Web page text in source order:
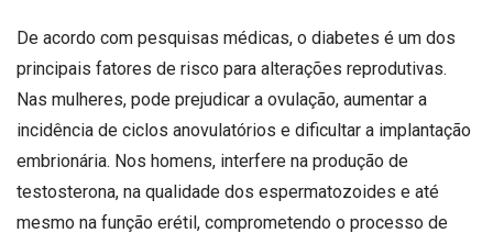
De acordo com pesquisas médicas, o diabetes é um dos
principais fatores de risco para alterações reprodutivas.
Nas mulheres, pode prejudicar a ovulação, aumentar a
incidência de ciclos anovulatórios e dificultar a implantação
embrionária. Nos homens, interfere na produção de
testosterona, na qualidade dos espermatozoides e até
mesmo na função erétil, comprometendo o processo de